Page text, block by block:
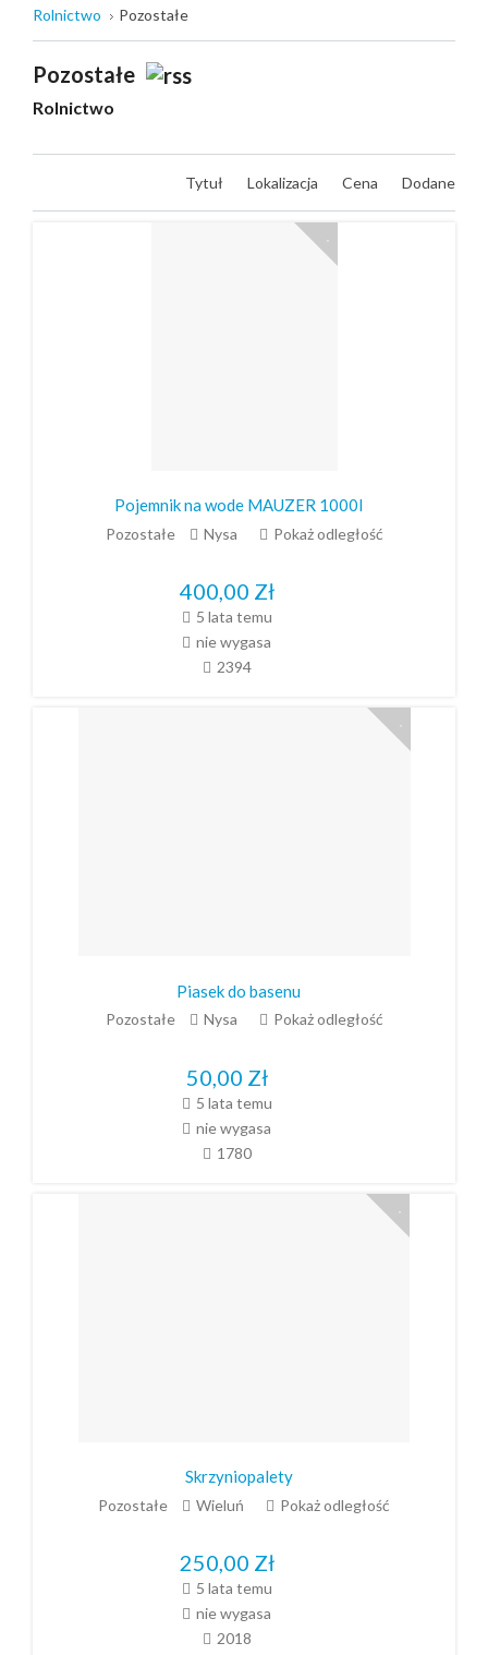
Rolnictwo
Pozostałe
Pozostałe
Rolnictwo
Tytuł Lokalizacja Cena Dodane
Pojemnik na wode MAUZER 1000l
Pozostałe Nysa Pokaż odległość
400,00 Zł
5 lata temu
nie wygasa
2394
Piasek do basenu
Pozostałe Nysa Pokaż odległość
50,00 Zł
5 lata temu
nie wygasa
1780
Skrzyniopalety
Pozostałe Wieluń Pokaż odległość
250,00 Zł
5 lata temu
nie wygasa
2018